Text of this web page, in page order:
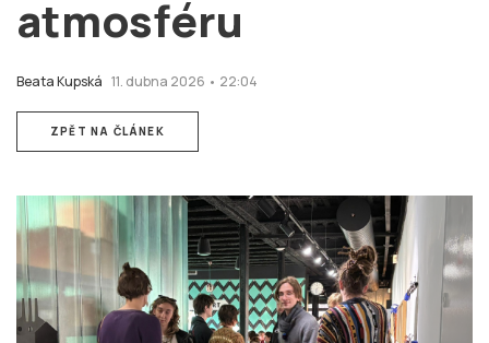
Zapomněli jste heslo?
atmosféru
Beata Kupská 11. dubna 2026 • 22:04
ZPĚT NA ČLÁNEK